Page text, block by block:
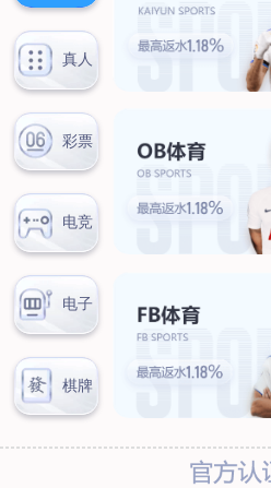
公司新闻
行业资讯
联系我们
联系方式
客户留言
扫码咨询